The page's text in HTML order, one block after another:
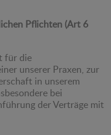
Pflichten (Art 6
für die
unserer Praxen, zur
in unserem
bei
der Verträge mit